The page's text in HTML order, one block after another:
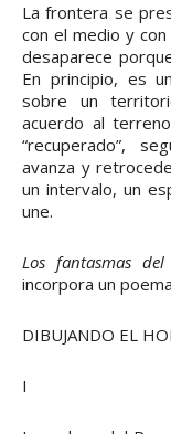
La frontera se
con el medio y
desaparece
En principio, es
sobre un
acuerdo al terreno
“recuperado”,
avanza y
un intervalo, un
une.
Los fantasmas del
incorpora un
DIBUJANDO EL
I